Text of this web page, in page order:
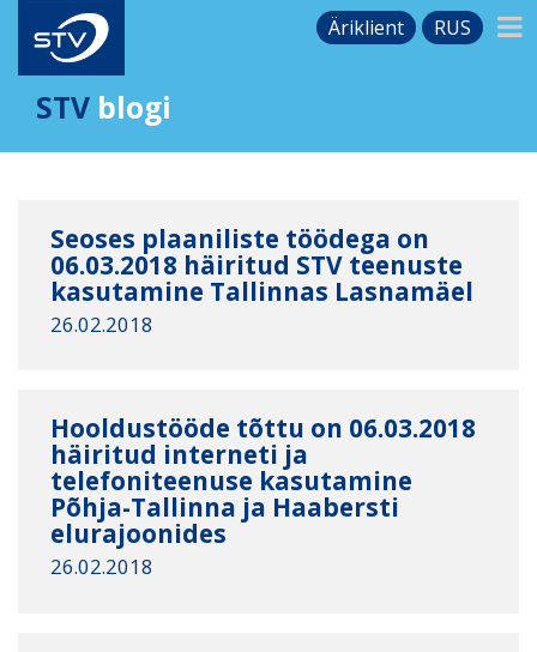
Äriklient RUS
STV blogi
Seoses plaaniliste töödega on
06.03.2018 häiritud STV teenuste
kasutamine Tallinnas Lasnamäel
26.02.2018
Hooldustööde tõttu on 06.03.2018
häiritud interneti ja
telefoniteenuse kasutamine
Põhja-Tallinna ja Haabersti
elurajoonides
26.02.2018